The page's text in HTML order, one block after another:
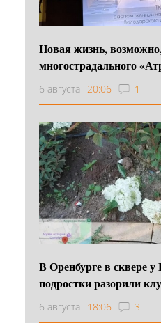
Новая жизнь,
многострадального
6 августа 20:06 1
В Оренбурге в сквере
подростки разорили
6 августа 18:06 3